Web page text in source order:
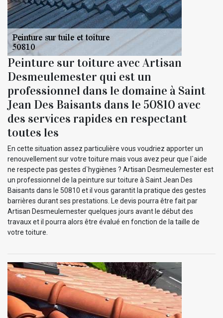
Peinture sur toiture avec Artisan
Desmeulemester qui est un
professionnel dans le domaine à Saint
Jean Des Baisants dans le 50810 avec
des services rapides en respectant
toutes les
En cette situation assez particulière vous voudriez apporter un
renouvellement sur votre toiture mais vous avez peur que l`aide
ne respecte pas gestes d`hygiènes ? Artisan Desmeulemester est
un professionnel de la peinture sur toiture à Saint Jean Des
Baisants dans le 50810 et il vous garantit la pratique des gestes
barrières durant ses prestations. Le devis pourra être fait par
Artisan Desmeulemester quelques jours avant le début des
travaux et il pourra alors être évalué en fonction de la taille de
votre toiture.